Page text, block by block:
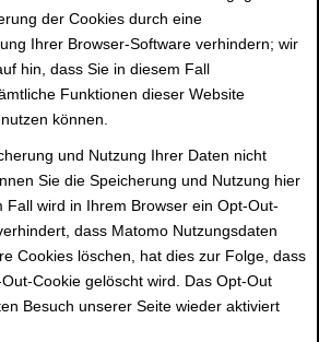
der Cookies durch eine
Ihrer Browser-Software verhindern; wir
hin, dass Sie in diesem Fall
Funktionen dieser Website
können.
und Nutzung Ihrer Daten nicht
Sie die Speicherung und Nutzung hier
Fall wird in Ihrem Browser ein Opt-Out-
dass Matomo Nutzungsdaten
Cookies löschen, hat dies zur Folge, dass
Cookie gelöscht wird. Das Opt-Out
Besuch unserer Seite wieder aktiviert